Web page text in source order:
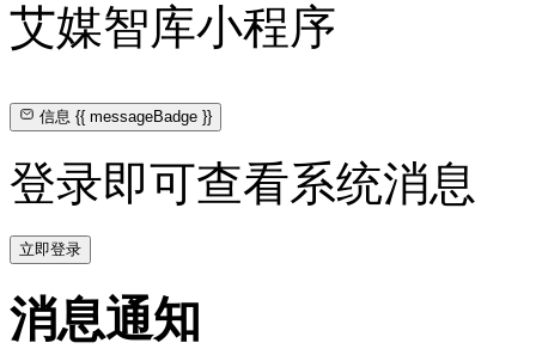
艾媒智库小程序
信息{{ messageBadge }}
登录即可查看系统消息
立即登录
消息通知